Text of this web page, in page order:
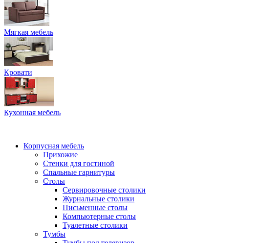
Мягкая мебель
Кровати
Кухонная мебель
Корпусная мебель
Прихожие
Стенки для гостиной
Спальные гарнитуры
Столы
Сервировочные столики
Журнальные столики
Письменные столы
Компьютерные столы
Туалетные столики
Тумбы